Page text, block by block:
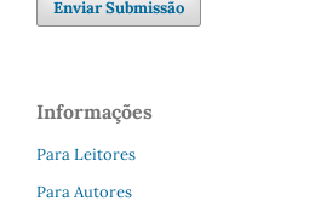
Enviar Submissão
Informações
Para Leitores
Para Autores